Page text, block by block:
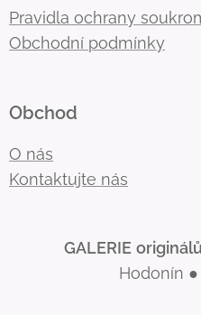
Pravidla ochrany
Obchodní podmínky
Obchod
O nás
Kontaktujte nás
GALERIE originálů
Hodonín